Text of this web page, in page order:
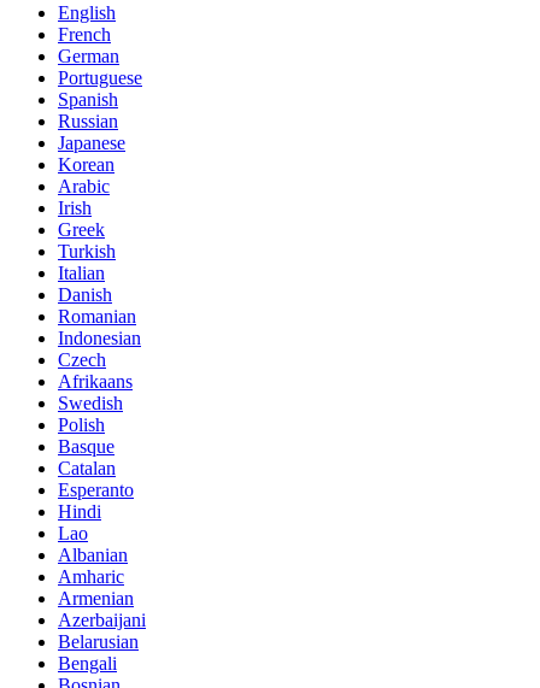
English
French
German
Portuguese
Spanish
Russian
Japanese
Korean
Arabic
Irish
Greek
Turkish
Italian
Danish
Romanian
Indonesian
Czech
Afrikaans
Swedish
Polish
Basque
Catalan
Esperanto
Hindi
Lao
Albanian
Amharic
Armenian
Azerbaijani
Belarusian
Bengali